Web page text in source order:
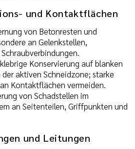
und Kontaktflächen
von Betonresten und
an Gelenkstellen,
Konservierung auf blanken
aktiven Schneidzone; starke
Kontaktflächen vermeiden.
von Schadstellen im
an Seitenteilen, Griffpunkten und
und Leitungen